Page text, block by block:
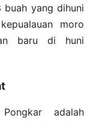
buah yang dihuni
moro
baru di huni
adalah